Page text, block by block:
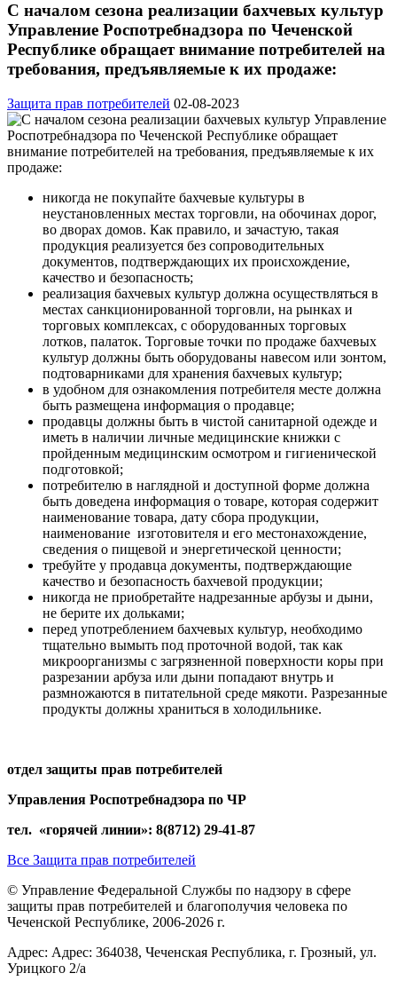
С началом сезона реализации бахчевых культур
Управление Роспотребнадзора по Чеченской
Республике обращает внимание потребителей на
требования, предъявляемые к их продаже:
Защита прав потребителей 02-08-2023
никогда не покупайте бахчевые культуры в
неустановленных местах торговли, на обочинах дорог,
во дворах домов. Как правило, и зачастую, такая
продукция реализуется без сопроводительных
документов, подтверждающих их происхождение,
качество и безопасность;
реализация бахчевых культур должна осуществляться в
местах санкционированной торговли, на рынках и
торговых комплексах, с оборудованных торговых
лотков, палаток. Торговые точки по продаже бахчевых
культур должны быть оборудованы навесом или зонтом,
подтоварниками для хранения бахчевых культур;
в удобном для ознакомления потребителя месте должна
быть размещена информация о продавце;
продавцы должны быть в чистой санитарной одежде и
иметь в наличии личные медицинские книжки с
пройденным медицинским осмотром и гигиенической
подготовкой;
потребителю в наглядной и доступной форме должна
быть доведена информация о товаре, которая содержит
наименование товара, дату сбора продукции,
наименование изготовителя и его местонахождение,
сведения о пищевой и энергетической ценности;
требуйте у продавца документы, подтверждающие
качество и безопасность бахчевой продукции;
никогда не приобретайте надрезанные арбузы и дыни,
не берите их дольками;
перед употреблением бахчевых культур, необходимо
тщательно вымыть под проточной водой, так как
микроорганизмы с загрязненной поверхности коры при
разрезании арбуза или дыни попадают внутрь и
размножаются в питательной среде мякоти. Разрезанные
продукты должны храниться в холодильнике.
отдел защиты прав потребителей
Управления Роспотребнадзора по ЧР
тел. «горячей линии»: 8(8712) 29-41-87
Все Защита прав потребителей
© Управление Федеральной Службы по надзору в сфере
защиты прав потребителей и благополучия человека по
Чеченской Республике, 2006-2026 г.
Адрес: Адрес: 364038, Чеченская Республика, г. Грозный, ул.
Урицкого 2/а